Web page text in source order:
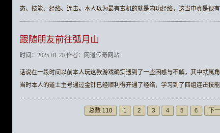
态、技能、经络、连击。本人以为最有玄机的就是内功经络，这当中真是很
跟随朋友前往弧月山
时间：2025-01-20 作者：网通传奇网站
话说在一段时间以前本人玩这款游戏确实遇到了一些困惑与不解，其中就属
当时本人的道士主号通过金针已经顺利得开通了经络，学习到了四组连击技
总数 110 1 2 3 4 5 6 下